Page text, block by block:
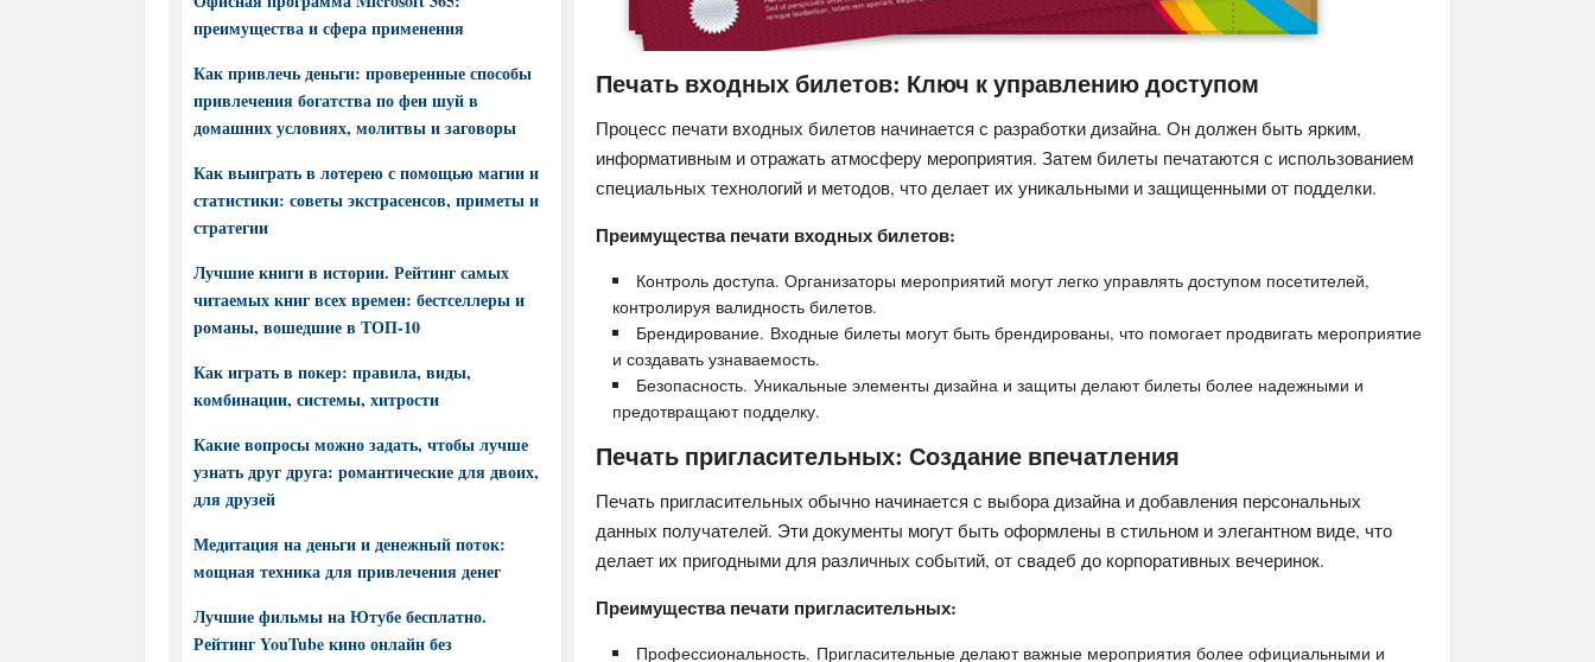
Печать входных билетов: Ключ к управлению доступом
Процесс печати входных билетов начинается с разработки дизайна. Он должен быть ярким,
информативным и отражать атмосферу мероприятия. Затем билеты печатаются с использованием
специальных технологий и методов, что делает их уникальными и защищенными от подделки.
Преимущества печати входных билетов:
Контроль доступа. Организаторы мероприятий могут легко управлять доступом посетителей,
контролируя валидность билетов.
Брендирование. Входные билеты могут быть брендированы, что помогает продвигать мероприятие
и создавать узнаваемость.
Безопасность. Уникальные элементы дизайна и защиты делают билеты более надежными и
предотвращают подделку.
Печать пригласительных: Создание впечатления
Печать пригласительных обычно начинается с выбора дизайна и добавления персональных
данных получателей. Эти документы могут быть оформлены в стильном и элегантном виде, что
делает их пригодными для различных событий, от свадеб до корпоративных вечеринок.
Преимущества печати пригласительных:
Профессиональность. Пригласительные делают важные мероприятия более официальными и
преимущества и сфера применения
Как привлечь деньги: проверенные способы
привлечения богатства по фен шуй в
домашних условиях, молитвы и заговоры
Как выиграть в лотерею с помощью магии и
статистики: советы экстрасенсов, приметы и
стратегии
Лучшие книги в истории. Рейтинг самых
читаемых книг всех времен: бестселлеры и
романы, вошедшие в ТОП-10
Как играть в покер: правила, виды,
комбинации, системы, хитрости
Какие вопросы можно задать, чтобы лучше
узнать друг друга: романтические для двоих,
для друзей
Медитация на деньги и денежный поток:
мощная техника для привлечения денег
Лучшие фильмы на Ютубе бесплатно.
Рейтинг YouTube кино онлайн без